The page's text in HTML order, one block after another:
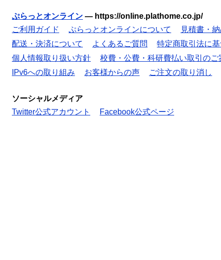
ぷらっとオンライン — https://online.plathome.co.jp/
ご利用ガイド
ぷらっとオンラインについて
見積書・
配送・決済について
よくあるご質問
特定商取引法に
個人情報取り扱い方針
校費・公費・科研費払い取引のご
IPv6への取り組み
お客様からの声 ご注文の取り消し
ソーシャルメディア
Twitter公式アカウント
Facebook公式ページ